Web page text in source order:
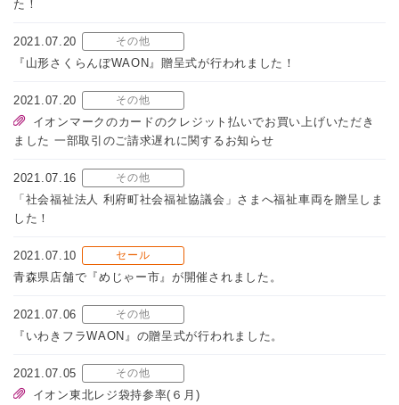
た！
2021.07.20 その他
『山形さくらんぼWAON』贈呈式が行われました！
2021.07.20 その他
イオンマークのカードのクレジット払いでお買い上げいただき
ました 一部取引のご請求遅れに関するお知らせ
2021.07.16 その他
「社会福祉法人 利府町社会福祉協議会」さまへ福祉車両を贈呈しま
した！
2021.07.10 セール
青森県店舗で『めじゃー市』が開催されました。
2021.07.06 その他
『いわきフラWAON』の贈呈式が行われました。
2021.07.05 その他
イオン東北レジ袋持参率(６月)